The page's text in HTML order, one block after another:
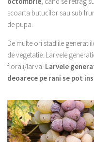
scoarta butucilor sau sub
de pupa.
De multe ori stadiile
de vegetatie. Larvele
florali/larva. Larvele
deoarece pe rani se pot